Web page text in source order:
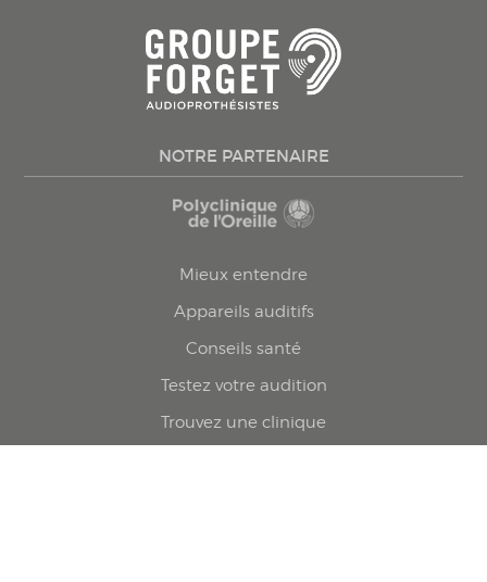
NOTRE PARTENAIRE
Mieux entendre
Appareils auditifs
Conseils santé
Testez votre audition
Trouvez une clinique